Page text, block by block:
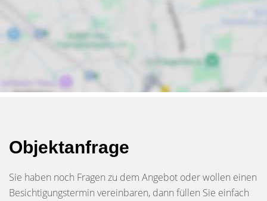
Objektanfrage
Sie haben noch Fragen zu dem Angebot oder wollen einen
Besichtigungstermin vereinbaren, dann füllen Sie einfach